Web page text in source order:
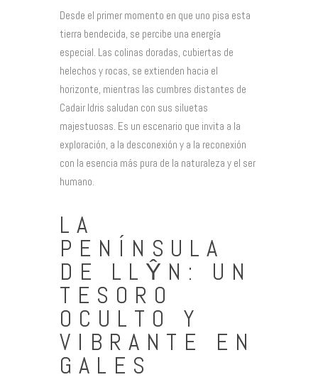
Desde el primer momento en que uno pisa esta
tierra bendecida, se percibe una energía
especial. Las colinas doradas, cubiertas de
helechos y rocas, se extienden hacia el
horizonte, mientras las cumbres distantes de
Cadair Idris saludan con sus siluetas
majestuosas. Es un escenario que invita a la
exploración, a la desconexión y a la reconexión
con la esencia más pura de la naturaleza y el ser
humano.
LA
PENÍNSULA
DE LLŶN: UN
TESORO
OCULTO Y
VIBRANTE EN
GALES